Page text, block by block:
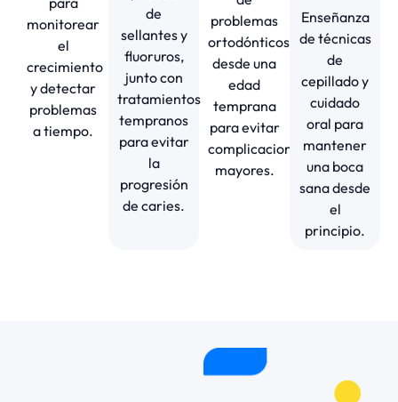
monitorear
el
crecimiento
y detectar
problemas
a tiempo.
de
sellantes y
fluoruros,
junto con
tratamientos
tempranos
para evitar
la
progresión
de caries.
problemas
ortodónticos
desde una
edad
temprana
para evitar
complicaciones
mayores.
Enseñanza
de técnicas
de
cepillado y
cuidado
oral para
mantener
una boca
sana desde
el
principio.